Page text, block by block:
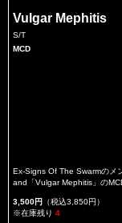
Vulgar Mephitis
S/T
MCD
Ex-Signs Of The Swarmのメ
and「Vulgar Mephitis」の
3,500円 （税込3,850円）
※在庫残り 4